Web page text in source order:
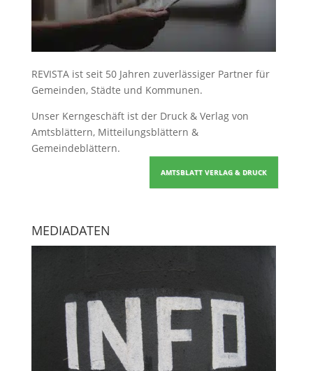
REVISTA ist seit 50 Jahren zuverlässiger Partner für
Gemeinden, Städte und Kommunen.
Unser Kerngeschäft ist der Druck & Verlag von
Amtsblättern, Mitteilungsblättern &
Gemeindeblättern.
AMTSBLATT VERLAG & DRUCK
MEDIADATEN